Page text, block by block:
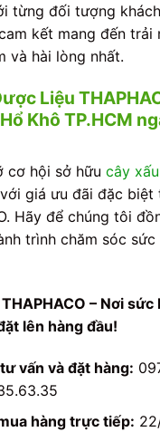
từng đối tượng
kết mang đến trải
và hài lòng nhất.
Liệu
Khô TP.HCM
cơ hội sở hữu cây
giá ưu đãi đặc biệt
Hãy để chúng tôi
trình chăm sóc
– Nơi sức
lên hàng đầu!
vấn và đặt hàng:
hàng trực tiếp: